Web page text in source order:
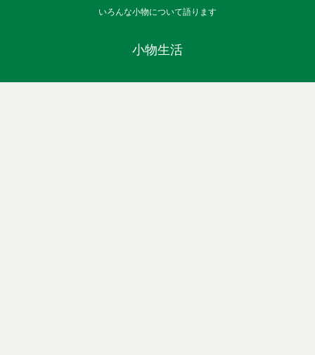
いろんな小物について語ります
小物生活